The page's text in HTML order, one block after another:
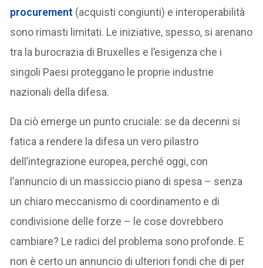
procurement (acquisti congiunti) e interoperabilità
sono rimasti limitati. Le iniziative, spesso, si arenano
tra la burocrazia di Bruxelles e l’esigenza che i
singoli Paesi proteggano le proprie industrie
nazionali della difesa.
Da ciò emerge un punto cruciale: se da decenni si
fatica a rendere la difesa un vero pilastro
dell’integrazione europea, perché oggi, con
l’annuncio di un massiccio piano di spesa – senza
un chiaro meccanismo di coordinamento e di
condivisione delle forze – le cose dovrebbero
cambiare? Le radici del problema sono profonde. E
non è certo un annuncio di ulteriori fondi che di per